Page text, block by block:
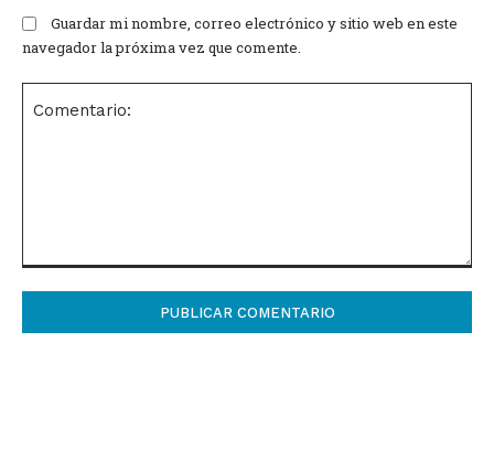
Comentario:
Guardar mi nombre, correo electrónico y sitio web en este
navegador la próxima vez que comente.